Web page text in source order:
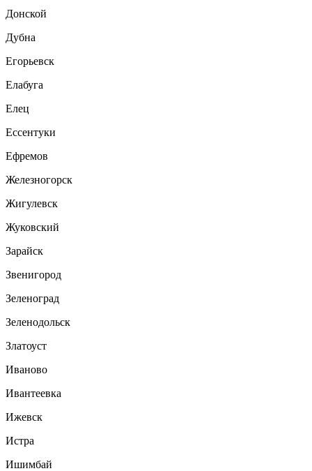
Донской
Дубна
Егорьевск
Елабуга
Елец
Ессентуки
Ефремов
Железногорск
Жигулевск
Жуковский
Зарайск
Звенигород
Зеленоград
Зеленодольск
Златоуст
Иваново
Ивантеевка
Ижевск
Истра
Ишимбай